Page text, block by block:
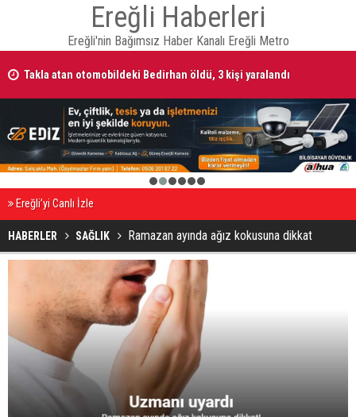
Ereğli Haberleri
Ereğli'nin Bağımsız Haber Kanalı Ereğli Metro
Takla atan otomobildeki Bedirhan öldü, 3 kişi yaralandı
2 3 4 5 6
Ereğli’yi Canlı İzle
HABERLER SAĞLIK Ramazan ayında ağız kokusuna dikkat